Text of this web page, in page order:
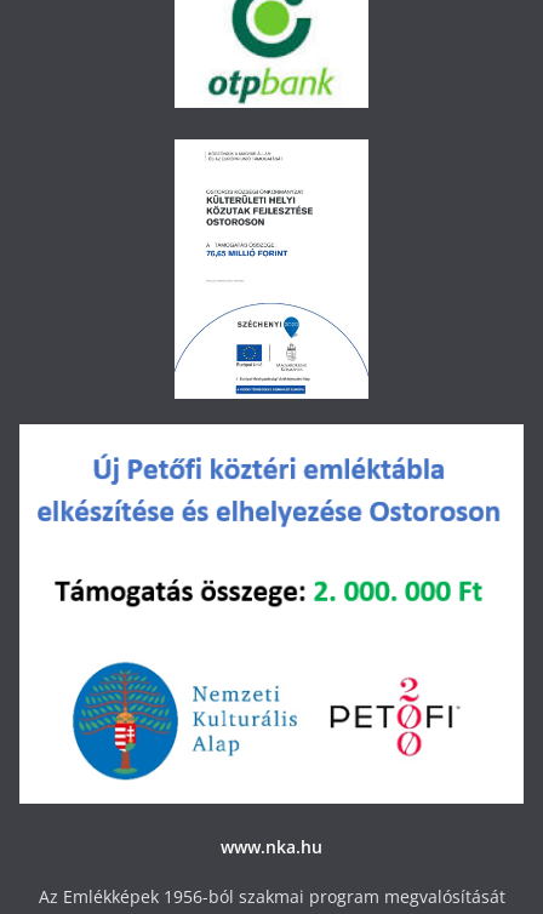
www.nka.hu
Az Emlékképek 1956-ból szakmai program megvalósítását